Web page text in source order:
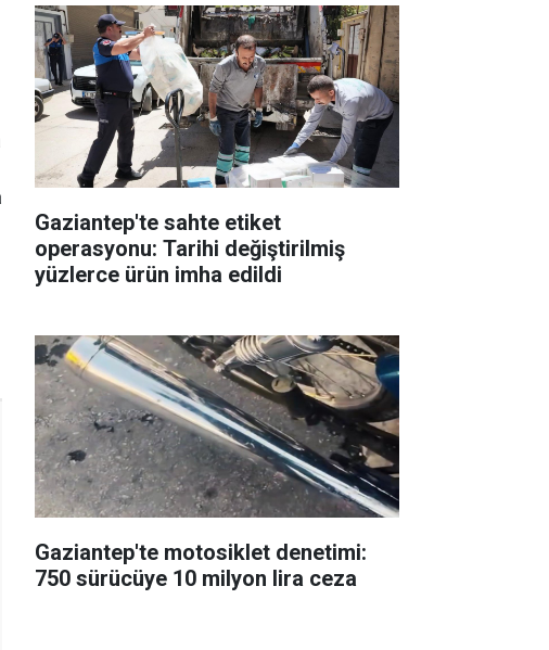
Gaziantep'te sahte etiket
operasyonu: Tarihi değiştirilmiş
yüzlerce ürün imha edildi
Gaziantep'te motosiklet denetimi:
750 sürücüye 10 milyon lira ceza